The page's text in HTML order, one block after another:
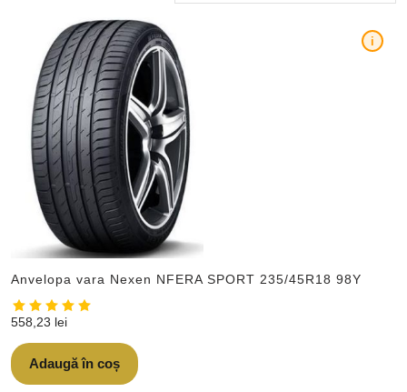
Anvelopa vara Nexen NFERA SPORT 235/45R18 98Y
i
558,23 lei
Adaugă în coș